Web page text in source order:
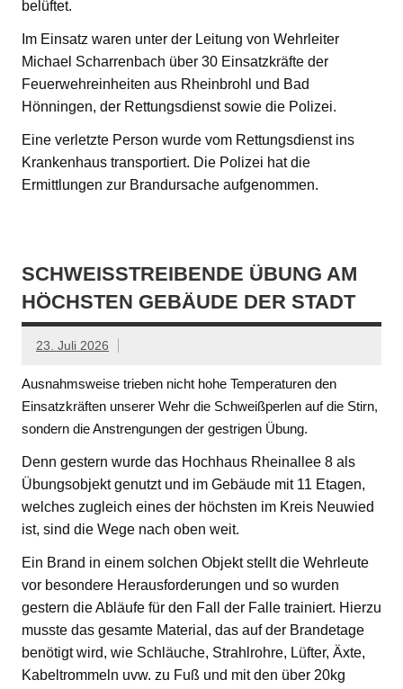
belüftet.
Im Einsatz waren unter der Leitung von Wehrleiter
Michael Scharrenbach über 30 Einsatzkräfte der
Feuerwehreinheiten aus Rheinbrohl und Bad
Hönningen, der Rettungsdienst sowie die Polizei.
Eine verletzte Person wurde vom Rettungsdienst ins
Krankenhaus transportiert. Die Polizei hat die
Ermittlungen zur Brandursache aufgenommen.
SCHWEISSTREIBENDE ÜBUNG AM H
ÖCHSTEN GEBÄUDE DER STADT
23. Juli 2026
Ausnahmsweise trieben nicht hohe Temperaturen den
Einsatzkräften unserer Wehr die Schweißperlen auf die Stirn,
sondern die Anstrengungen der gestrigen Übung.
Denn gestern wurde das Hochhaus Rheinallee 8 als
Übungsobjekt genutzt und im Gebäude mit 11 Etagen,
welches zugleich eines der höchsten im Kreis Neuwied
ist, sind die Wege nach oben weit.
Ein Brand in einem solchen Objekt stellt die Wehrleute
vor besondere Herausforderungen und so wurden
gestern die Abläufe für den Fall der Falle trainiert. Hierzu
musste das gesamte Material, das auf der Brandetage
benötigt wird, wie Schläuche, Strahlrohre, Lüfter, Äxte,
Kabeltrommeln uvw. zu Fuß und mit den über 20kg